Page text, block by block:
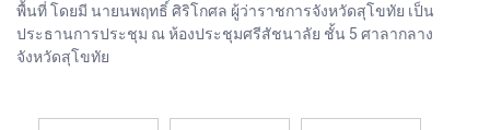
พื้นที่ โดยมี นายนพฤทธิ์ ศิริโกศล ผู้ว่าราชการจังหวัดสุโขทัย เป็น
ประธานการประชุม ณ ห้องประชุมศรีสัชนาลัย ชั้น 5 ศาลากลาง
จังหวัดสุโขทัย